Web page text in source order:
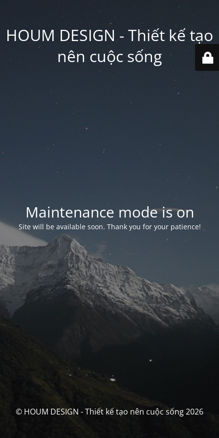
HOUM DESIGN - Thiết kế tạo
nên cuộc sống
Maintenance mode is on
Site will be available soon. Thank you for your patience!
© HOUM DESIGN - Thiết kế tạo nên cuộc sống 2026